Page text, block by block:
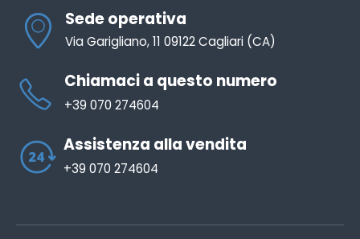
Sede operativa
Via Garigliano, 11 09122 Cagliari (CA)
Chiamaci a questo numero
+39 070 274604
Assistenza alla vendita
+39 070 274604